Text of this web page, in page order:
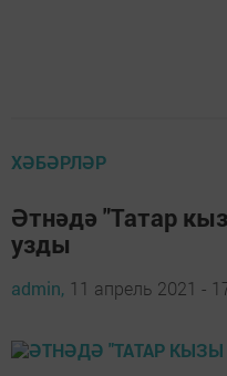
ХӘБӘРЛӘР
Әтнәдә "Татар
узды
admin, 11 апрель 2021 -